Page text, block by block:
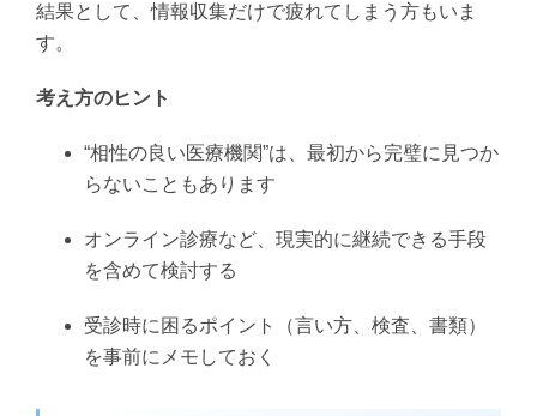
結果として、情報収集だけで疲れてしまう方もいま
す。
考え方のヒント
“相性の良い医療機関”は、最初から完璧に見つか
らないこともあります
オンライン診療など、現実的に継続できる手段
を含めて検討する
受診時に困るポイント（言い方、検査、書類）
を事前にメモしておく